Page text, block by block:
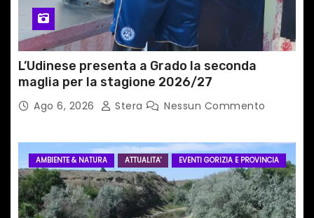
o
l
i
L’Udinese presenta a Grado la seconda
maglia per la stagione 2026/27
Ago 6, 2026 Stera Nessun Commento
AMBIENTE & NATURA ATTUALITA' EVENTI GORIZIA E PROVINCIA